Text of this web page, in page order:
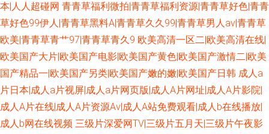
本|人人超碰网 青青草福利微拍|青青草福利资源|青青草好色|青青
草好色99伊人|青青草黑料A|青青草久久99|青青草男人av|青青草
欧美|青青草青艹97|青青草青久9 欧美高清一区二|欧美高清在线|
欧美国产大片|欧美国产电影|欧美国产黄色|欧美国产激情二|欧美
国产精品一|欧美国产另类|欧美国产嫩的嫩|欧美国产日韩 成人a
片日本|成人a片视屏|成人a片网页版|成人A片网址|成人A片影院|
成人A片在线|成人A片资源Av|成人A站免费观看|成人b在线播放|
成人b网在线视频 三级片深爱网TV|三级片五月天|三级片午夜影